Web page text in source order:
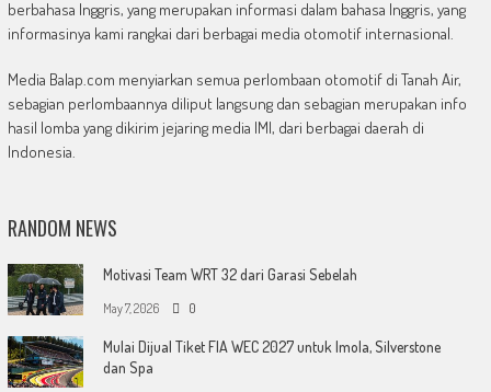
berbahasa Inggris, yang merupakan informasi dalam bahasa Inggris, yang
informasinya kami rangkai dari berbagai media otomotif internasional.
Media Balap.com menyiarkan semua perlombaan otomotif di Tanah Air,
sebagian perlombaannya diliput langsung dan sebagian merupakan info
hasil lomba yang dikirim jejaring media IMI, dari berbagai daerah di
Indonesia.
RANDOM NEWS
Motivasi Team WRT 32 dari Garasi Sebelah
May 7, 2026 0
Mulai Dijual Tiket FIA WEC 2027 untuk Imola, Silverstone
dan Spa